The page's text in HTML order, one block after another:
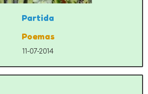
Partida
Poemas
11-07-2014